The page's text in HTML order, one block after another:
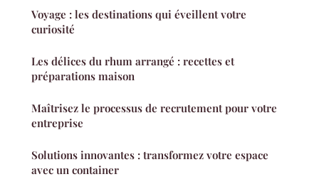
Voyage : les destinations qui éveillent votre
curiosité
Les délices du rhum arrangé : recettes et
préparations maison
Maîtrisez le processus de recrutement pour votre
entreprise
Solutions innovantes : transformez votre espace
avec un container